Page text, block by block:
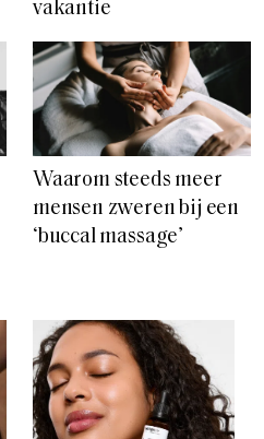
vakantie
Waarom steeds meer
mensen zweren bij een
‘buccal massage’